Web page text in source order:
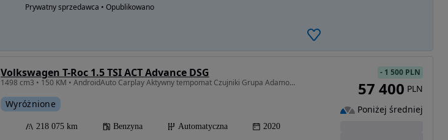
Prywatny sprzedawca • Opublikowano
Volkswagen T-Roc 1.5 TSI ACT Advance DSG
1498 cm3 • 150 KM • AndroidAuto Carplay Aktywny tempomat Czujniki Grupa Adamowscy
Wyróżnione
218 075 km Benzyna Automatyczna 2020
- 1 500 PLN
57 400 PLN
Poniżej średniej